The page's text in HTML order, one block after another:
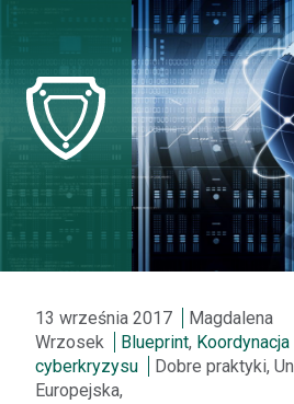
13 września 2017
Magdalena
Wrzosek
Blueprint, Koordynacja
cyberkryzysu
Dobre praktyki,
Europejska,